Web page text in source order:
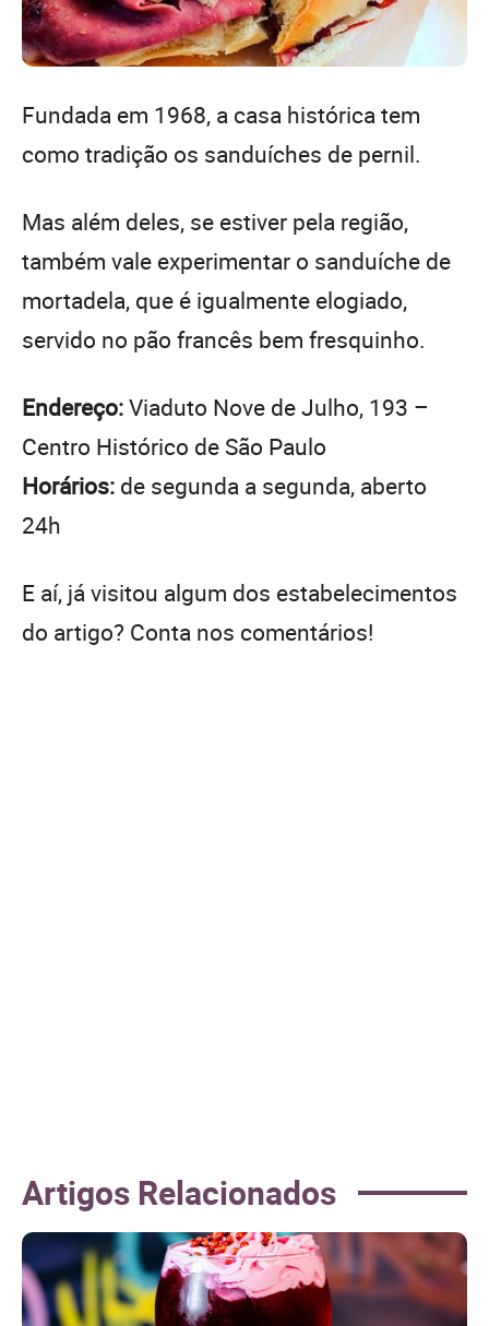
Fundada em 1968, a casa histórica tem
como tradição os sanduíches de pernil.
Mas além deles, se estiver pela região,
também vale experimentar o sanduíche de
mortadela, que é igualmente elogiado,
servido no pão francês bem fresquinho.
Endereço:Viaduto Nove de Julho, 193 –
Centro Histórico de São Paulo
Horários: de segunda a segunda, aberto
24h
E aí, já visitou algum dos estabelecimentos
do artigo? Conta nos comentários!
Artigos Relacionados